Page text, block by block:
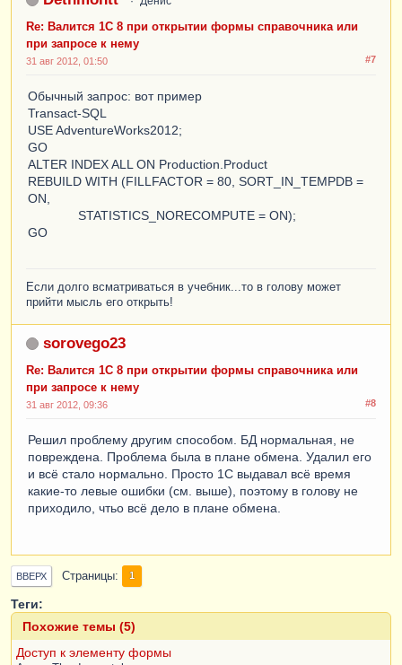
Re: Валится 1С 8 при открытии формы справочника или
при запросе к нему
#7
31 авг 2012, 01:50
Обычный запрос: вот пример
Transact-SQL
USE AdventureWorks2012;
GO
ALTER INDEX ALL ON Production.Product
REBUILD WITH (FILLFACTOR = 80, SORT_IN_TEMPDB =
ON,
STATISTICS_NORECOMPUTE = ON);
GO
Если долго всматриваться в учебник...то в голову может
прийти мысль его открыть!
sorovego23
Re: Валится 1С 8 при открытии формы справочника или
при запросе к нему
#8
31 авг 2012, 09:36
Решил проблему другим способом. БД нормальная, не
повреждена. Проблема была в плане обмена. Удалил его
и всё стало нормально. Просто 1С выдавал всё время
какие-то левые ошибки (см. выше), поэтому в голову не
приходило, чтьо всё дело в плане обмена.
ВВЕРХ Страницы 1
Теги:
Похожие темы (5)
Доступ к элементу формы